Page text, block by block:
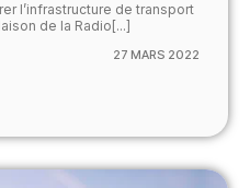
l’infrastructure de transport
de la Radio[...]
27 MARS 2022